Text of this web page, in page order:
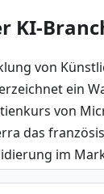
KI-
von
ein
von
das
im